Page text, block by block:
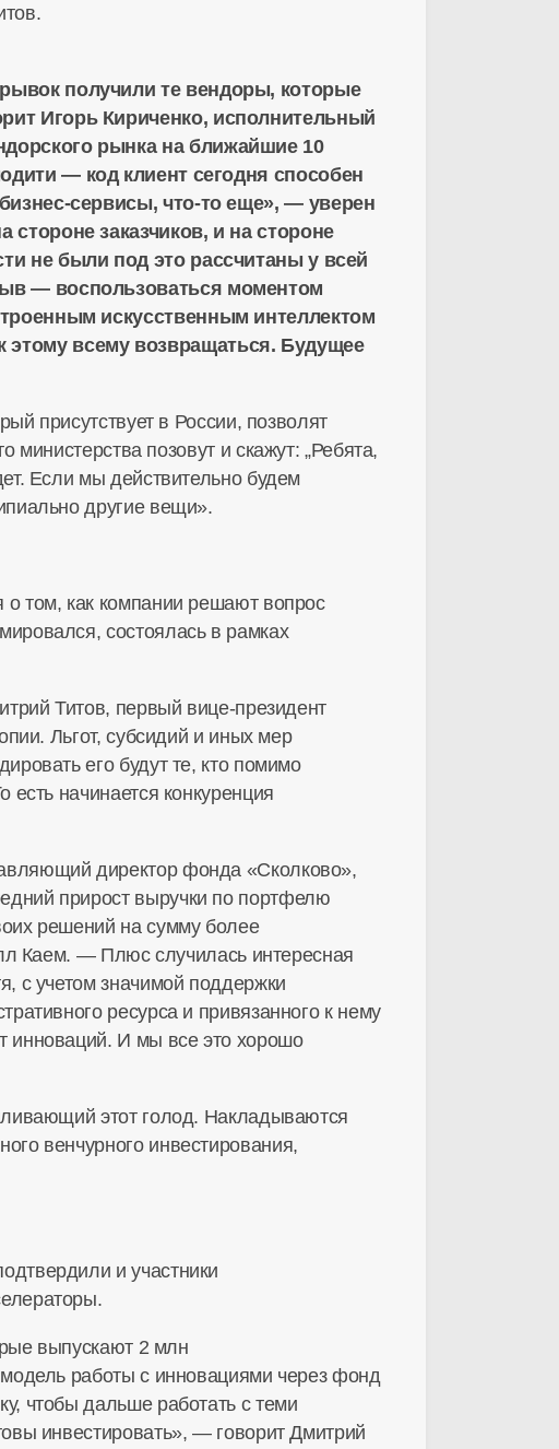
получили те вендоры, которые
Игорь Кириченко, исполнительный
рынка на ближайшие 10
— код клиент сегодня способен
бизнес-сервисы, что-тоеще», — уверен
заказчиков, и на стороне
не были под это рассчитаны у всей
— воспользоваться моментом
искусственным интеллектом
всему возвращаться. Будущее
присутствует в России, позволят
министерства позовут и скажут: „Ребята,
Если мы действительно будем
другие вещи».
том, как компании решают вопрос
состоялась в рамках
Титов, первый вице-президент
Льгот, субсидий и иных мер
его будут те, кто помимо
есть начинается конкуренция
директор фонда «Сколково»,
прирост выручки по портфелю
решений на сумму более
Каем. — Плюс случилась интересная
с учетом значимой поддержки
ресурса и привязанного к нему
инноваций. И мы все это хорошо
этот голод. Накладываются
венчурного инвестирования,
и участники
выпускают 2 млн
работы с инновациями через фонд
чтобы дальше работать с теми
инвестировать», — говорит Дмитрий